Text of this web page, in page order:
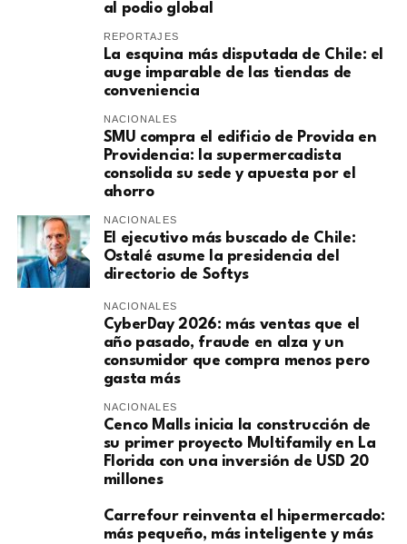
al podio global
REPORTAJES
La esquina más disputada de Chile: el
auge imparable de las tiendas de
conveniencia
NACIONALES
SMU compra el edificio de Provida en
Providencia: la supermercadista
consolida su sede y apuesta por el
ahorro
NACIONALES
El ejecutivo más buscado de Chile:
Ostalé asume la presidencia del
directorio de Softys
NACIONALES
CyberDay 2026: más ventas que el
año pasado, fraude en alza y un
consumidor que compra menos pero
gasta más
NACIONALES
Cenco Malls inicia la construcción de
su primer proyecto Multifamily en La
Florida con una inversión de USD 20
millones
Carrefour reinventa el hipermercado:
más pequeño, más inteligente y más